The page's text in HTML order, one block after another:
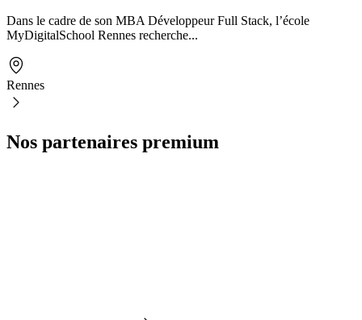
Dans le cadre de son MBA Développeur Full Stack, l’école
MyDigitalSchool Rennes recherche...
Rennes
Nos partenaires premium